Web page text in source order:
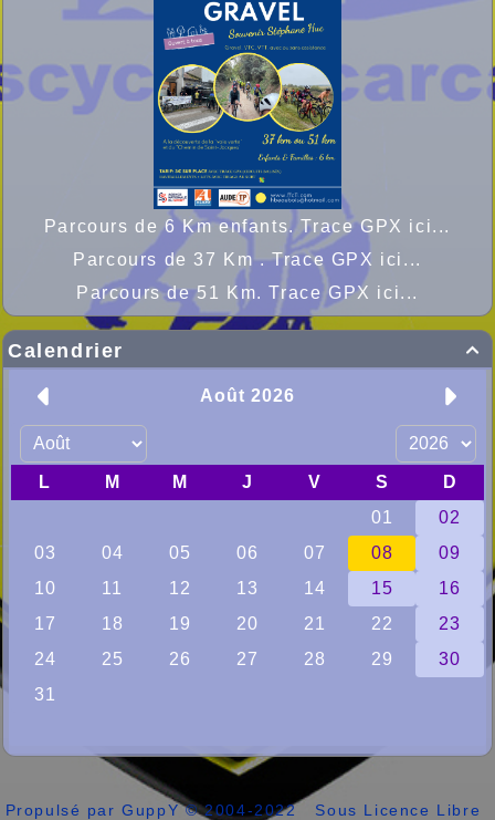
Parcours de 6 Km enfants. Trace GPX ici...
Parcours de 37 Km . Trace GPX ici...
Parcours de 51 Km. Trace GPX ici...

Calendrier
Propulsé par GuppY© 2004-2022
Sous Licence Libre